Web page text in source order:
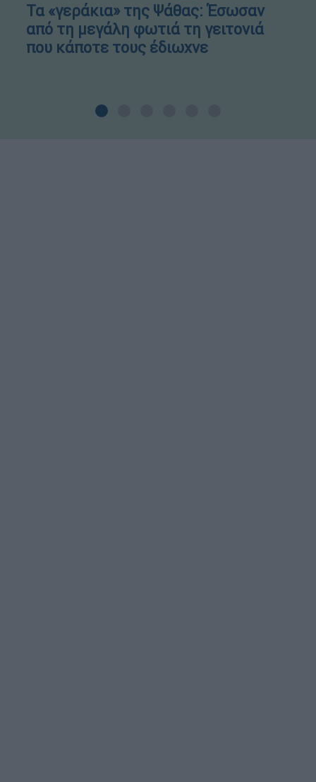
Τα «γεράκια» της Ψάθας: Έσωσαν
από τη μεγάλη φωτιά τη γειτονιά
που κάποτε τους έδιωχνε